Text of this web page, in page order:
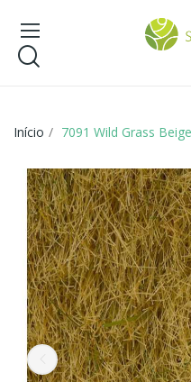
Início 7091 Wild Grass Beige